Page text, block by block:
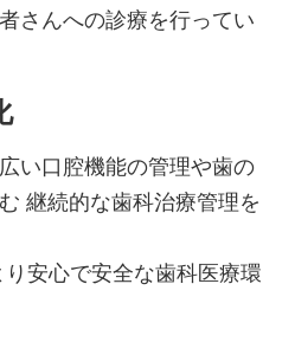
さんへの診療を行ってい
い口腔機能の管理や歯の
継続的な歯科治療管理を
安心で安全な歯科医療環